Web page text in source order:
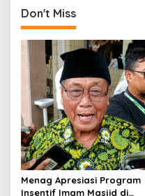
Don't Miss
Menag Apresiasi Program
Insentif Imam Masjid di